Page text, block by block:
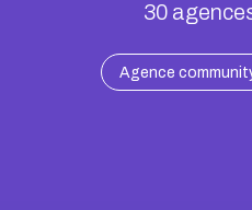
30
Agence